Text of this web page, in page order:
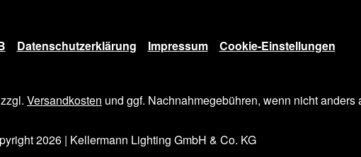
Datenschutzerklärung Impressum Cookie-Einstellungen
Versandkosten und ggf. Nachnahmegebühren, wenn nicht anders
2026 | Kellermann Lighting GmbH & Co. KG